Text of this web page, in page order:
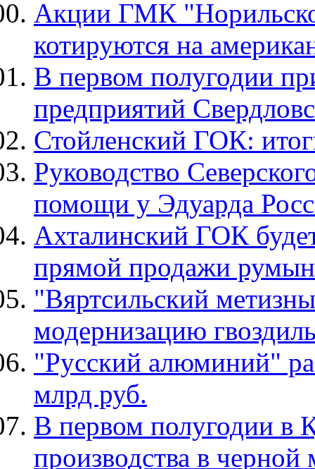
Акции ГМК
котируются на
В первом полугодии
предприятий
Стойленский ГОК:
Руководство
помощи у Эдуарда
Ахталинский ГОК
прямой продажи
"Вяртсильский
модернизацию
"Русский алюминий"
млрд руб.
В первом полугодии в
производства в